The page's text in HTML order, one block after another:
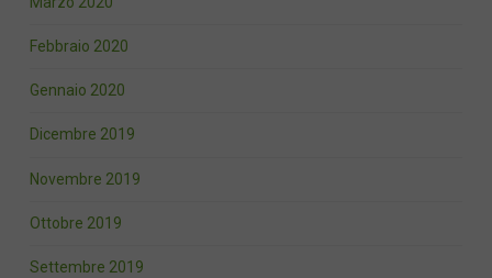
Febbraio 2020
Gennaio 2020
Dicembre 2019
Novembre 2019
Ottobre 2019
Settembre 2019